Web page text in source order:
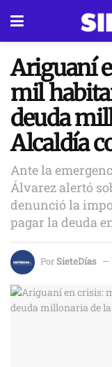
Ariguaní
mil
deuda
Alcaldía
Ante la
Álvarez alertó
denunció la
pagar la deuda
PorSieteDías